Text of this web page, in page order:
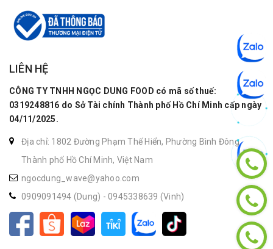
LIÊN HỆ
CÔNG TY TNHH NGỌC DUNG FOOD có mã số thuế:
0319248816 do Sở Tài chính Thành phố Hồ Chí Minh cấp ngày
04/11/2025.
Địa chỉ: 1802 Đường Phạm Thế Hiển, Phường Bình Đông,
Thành phố Hồ Chí Minh, Việt Nam
ngocdung_wave@yahoo.com
0909091494 (Dung) - 0945338639 (Vinh)